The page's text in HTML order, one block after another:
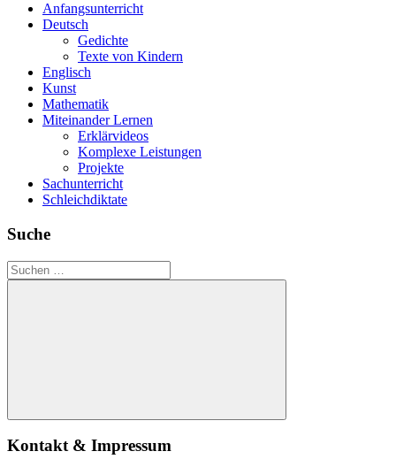
Anfangsunterricht
Deutsch
Gedichte
Texte von Kindern
Englisch
Kunst
Mathematik
Miteinander Lernen
Erklärvideos
Komplexe Leistungen
Projekte
Sachunterricht
Schleichdiktate
Suche
Suchen
nach:
Suchen
Kontakt & Impressum